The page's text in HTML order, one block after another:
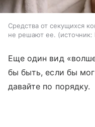
Средства от секущихся
не решают ее.
источник:
Еще один вид
бы быть, если бы
давайте по порядку.